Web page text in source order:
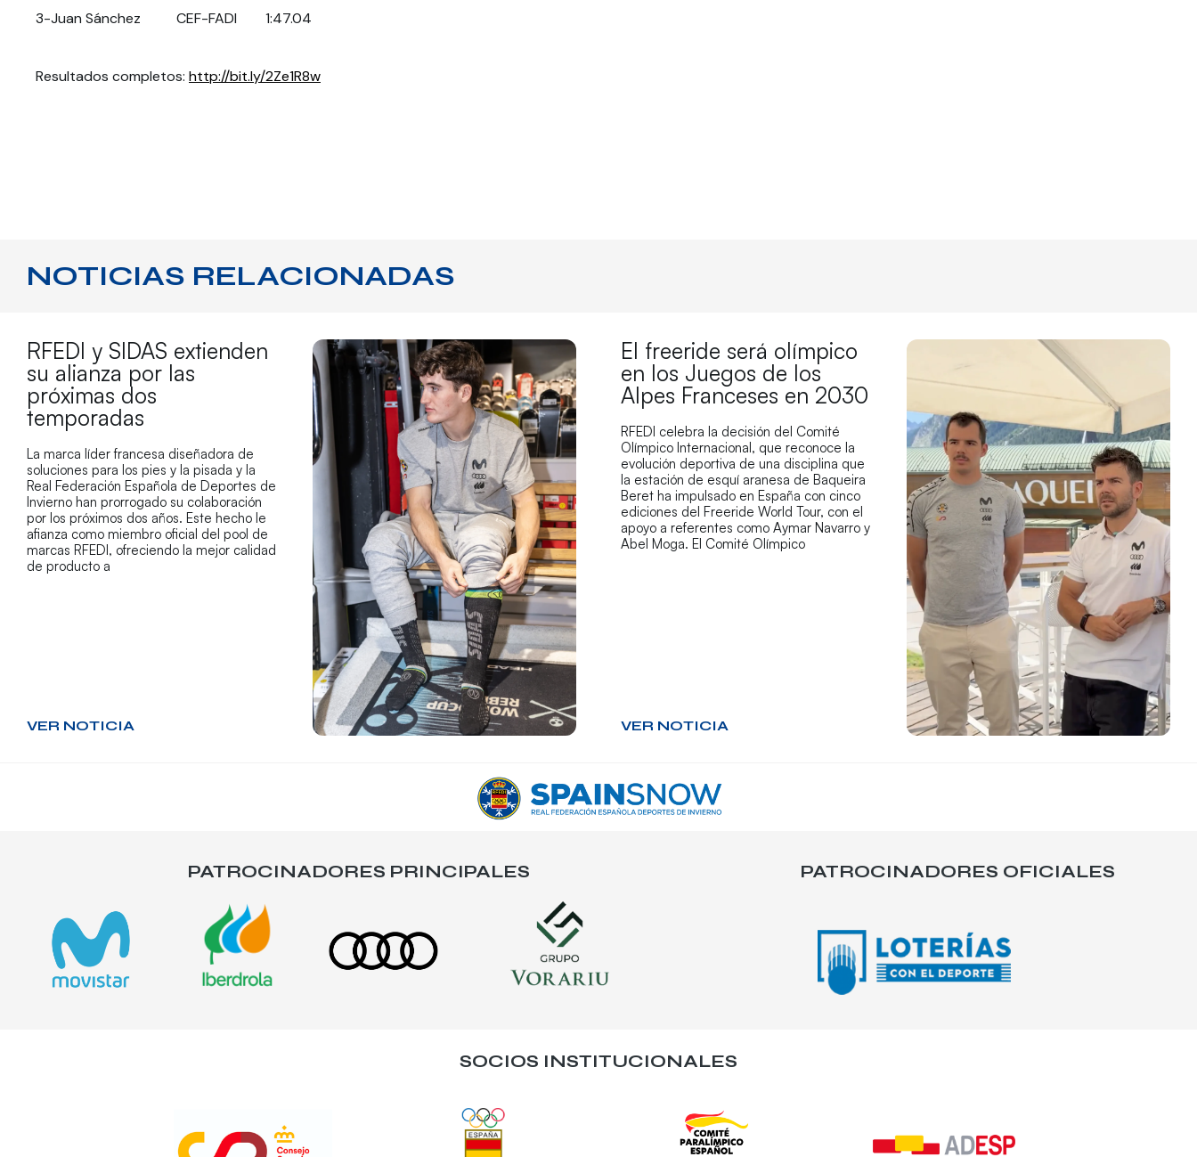
3-Juan Sánchez CEF-FADI 1:47.04
Resultados completos: http://bit.ly/2Ze1R8w
NOTICIAS RELACIONADAS
RFEDI y SIDAS extienden
su alianza por las
próximas dos
temporadas
La marca líder francesa diseñadora de
soluciones para los pies y la pisada y la
Real Federación Española de Deportes de
Invierno han prorrogado su colaboración
por los próximos dos años. Este hecho le
afianza como miembro oficial del pool de
marcas RFEDI, ofreciendo la mejor calidad
de producto a
VER NOTICIA
El freeride será olímpico
en los Juegos de los
Alpes Franceses en 2030
RFEDI celebra la decisión del Comité
Olímpico Internacional, que reconoce la
evolución deportiva de una disciplina que
la estación de esquí aranesa de Baqueira
Beret ha impulsado en España con cinco
ediciones del Freeride World Tour, con el
apoyo a referentes como Aymar Navarro y
Abel Moga. El Comité Olímpico
VER NOTICIA
PATROCINADORES PRINCIPALES PATROCINADORES OFICIALES
SOCIOS INSTITUCIONALES